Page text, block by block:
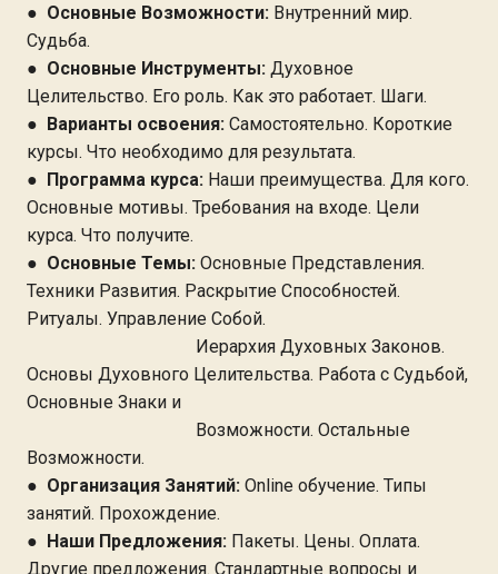
● Основные Возможности: Внутренний мир.
Судьба.
● Основные Инструменты: Духовное
Целительство. Его роль. Как это работает. Шаги.
● Варианты освоения: Самостоятельно. Короткие
курсы. Что необходимо для результата.
● Программа курса: Наши преимущества. Для кого.
Основные мотивы. Требования на входе. Цели
курса. Что получите.
● Основные Темы: Основные Представления.
Техники Развития. Раскрытие Способностей.
Ритуалы. Управление Собой.
Иерархия Духовных Законов.
Основы Духовного Целительства. Работа с Судьбой,
Основные Знаки и
Возможности. Остальные
Возможности.
● Организация Занятий: Online обучение. Типы
занятий. Прохождение.
● Наши Предложения: Пакеты. Цены. Оплата.
Другие предложения. Стандартные вопросы и